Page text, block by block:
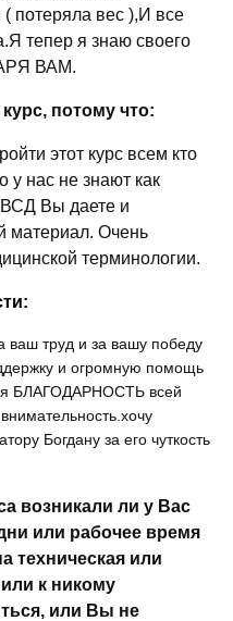
потеряла вес ),И все
тепер я знаю своего
ВАМ.
потому что:
этот курс всем кто
у нас не знают как
ВСД Вы даете и
материал. Очень
терминологии.
ваш труд и за вашу победу
и огромную помощь
БЛАГОДАРНОСТЬ всей
Богдану за его чуткость
возникали ли у Вас
или рабочее время
техническая или
к никому
или Вы не